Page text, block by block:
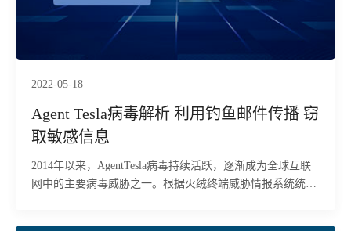
2022-05-18
Agent Tesla病毒解析 利用钓鱼邮件传播 窃
取敏感信息
2014年以来，AgentTesla病毒持续活跃，逐渐成为全球互联
网中的主要病毒威胁之一。根据火绒终端威胁情报系统统